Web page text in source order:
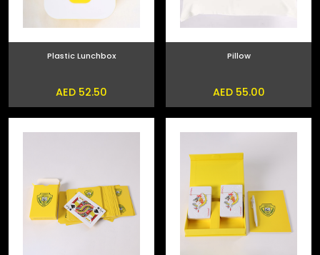
Pillow
AED 55.00
Plastic Lunchbox
AED 52.50